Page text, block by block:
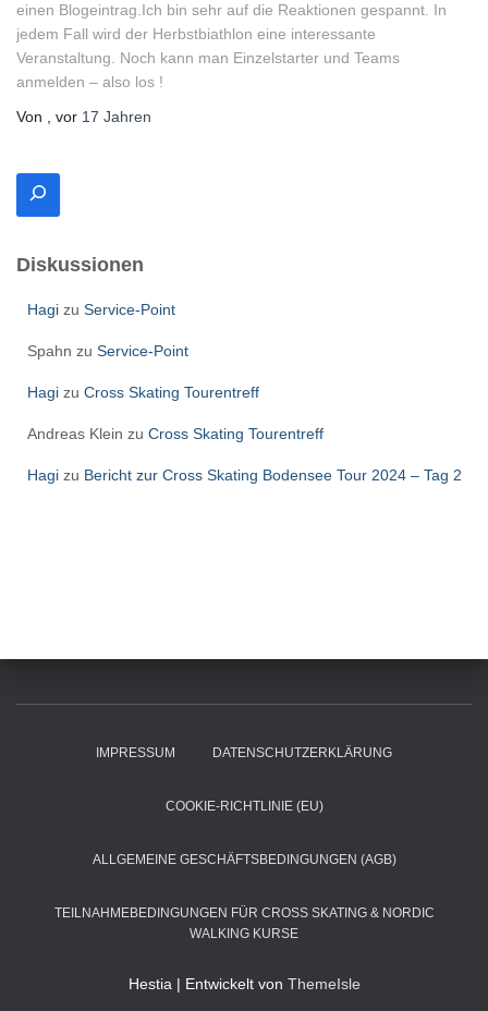
einen Blogeintrag.Ich bin sehr auf die Reaktionen gespannt. In
jedem Fall wird der Herbstbiathlon eine interessante
Veranstaltung. Noch kann man Einzelstarter und Teams
anmelden – also los !
Von
, vor 17 Jahren
h
Diskussionen
Hagi zu Service-Point
Spahn zu Service-Point
Hagi zu Cross Skating Tourentreff
Andreas Klein zu Cross Skating Tourentreff
Hagi zu Bericht zur Cross Skating Bodensee Tour 2024 – Tag 2
IMPRESSUM DATENSCHUTZERKLÄRUNG
COOKIE-RICHTLINIE (EU)
ALLGEMEINE GESCHÄFTSBEDINGUNGEN (AGB)
TEILNAHMEBEDINGUNGEN FÜR CROSS SKATING & NORDIC
WALKING KURSE
Hestia | Entwickelt von ThemeIsle